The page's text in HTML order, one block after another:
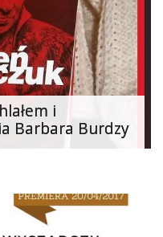
i
Barbara Burdzy